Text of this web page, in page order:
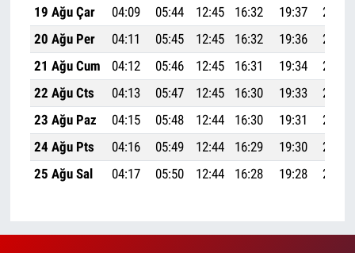
19 Ağu Çar
04:09 05:44 12:45 16:32 19:37
21:05
20 Ağu Per
04:11 05:45 12:45 16:32 19:36
21:03
21 Ağu Cum
04:12 05:46 12:45 16:31 19:34
21:02
22 Ağu Cts
04:13 05:47 12:45 16:30 19:33
21:00
23 Ağu Paz
04:15 05:48 12:44 16:30 19:31
20:58
24 Ağu Pts
04:16 05:49 12:44 16:29 19:30
20:56
25 Ağu Sal
04:17 05:50 12:44 16:28 19:28 20:54